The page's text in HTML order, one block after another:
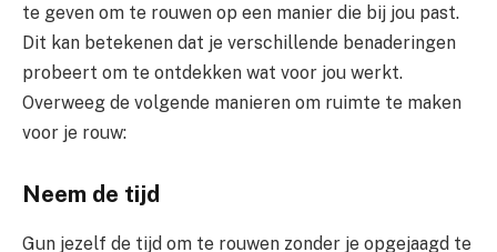
te geven om te rouwen op een manier die bij jou past.
Dit kan betekenen dat je verschillende benaderingen
probeert om te ontdekken wat voor jou werkt.
Overweeg de volgende manieren om ruimte te maken
voor je rouw:
Neem de tijd
Gun jezelf de tijd om te rouwen zonder je opgejaagd te